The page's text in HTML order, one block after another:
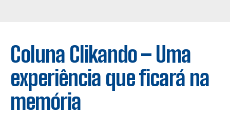
Coluna Clikando – Uma
experiência que ficará na
memória